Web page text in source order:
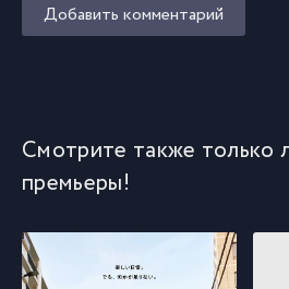
Добавить комментарий
Смотрите также только
премьеры!